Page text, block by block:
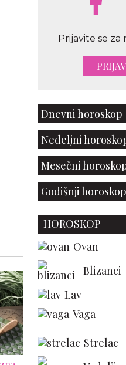
Prijavite se
Dnevni horoskop
Nedeljni
Mesečni
Godišnji horoskop
HOROSKOP
Ovan
Blizanci
Lav
Vaga
Strelac